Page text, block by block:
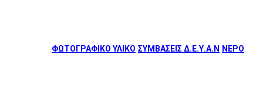
ΦΩΤΟΓΡΑΦΙΚΟ ΥΛΙΚΟ ΣΥΜΒΑΣΕΙΣ Δ.Ε.Υ.Α.Ν ΝΕΡΟ